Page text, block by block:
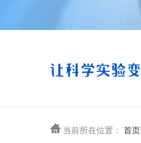
当前所在位置： 首页